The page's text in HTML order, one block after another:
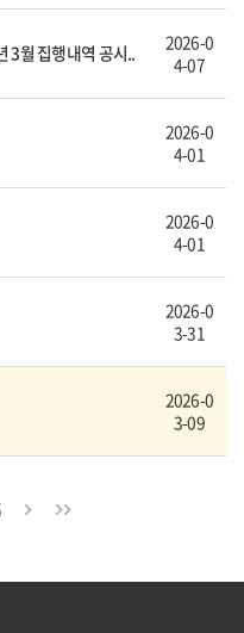
3월 집행내역 공시..
2026-0
4-07
2026-0
4-01
2026-0
4-01
2026-0
3-31
2026-0
3-09